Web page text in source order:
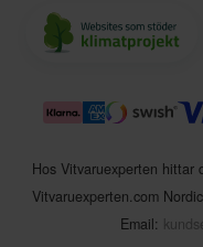
Hos Vitvaruexperten hittar
Vitvaruexperten.com
Email: